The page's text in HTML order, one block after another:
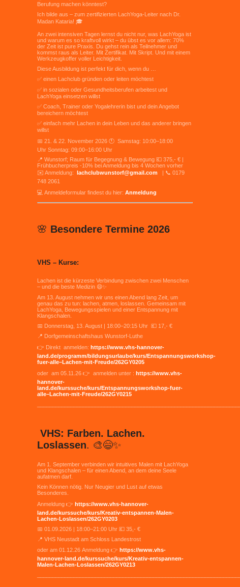
Berufung machen könntest?
Ich bilde aus – zum zertifizierten LachYoga-Leiter nach Dr.
Madan Kataria! 🎓
An zwei intensiven Tagen lernst du nicht nur, was LachYoga ist
und warum es so kraftvoll wirkt – du übst es vor allem: 70%
der Zeit ist pure Praxis. Du gehst rein als Teilnehmer und
kommst raus als Leiter. Mit Zertifikat. Mit Skript. Und mit einem
Werkzeugkoffer voller Leichtigkeit.
Diese Ausbildung ist perfekt für dich, wenn du …
✅ einen Lachclub gründen oder leiten möchtest
✅ in sozialen oder Gesundheitsberufen arbeitest und
LachYoga einsetzen willst
✅ Coach, Trainer oder Yogalehrerin bist und dein Angebot
bereichern möchtest
✅ einfach mehr Lachen in dein Leben und das anderer bringen
willst
📅 21. & 22. November 2026 🕚 Samstag: 10:00–18:00
Uhr Sonntag: 09:00–16:00 Uhr
📍 Wunstorf; Raum für Begegnung & Bewegung 💶 375,- € |
Frühbucherpreis -10% bei Anmeldung bis 4 Wochen vorher
✉️ Anmeldung:
lachclubwunstorf@gmail.com
| 📞 0179
748 2061
💻 Anmeldeformular findest du hier:Anmeldung
🌸 Besondere Termine 2026
VHS – Kurse:
Lachen ist die kürzeste Verbindung zwischen zwei Menschen
– und die beste Medizin 😄✨
Am 13. August nehmen wir uns einen Abend lang Zeit, um
genau das zu tun: lachen, atmen, loslassen. Gemeinsam mit
LachYoga, Bewegungsspielen und einer Entspannung mit
Klangschalen.
📅 Donnerstag, 13. August | 18:00–20:15 Uhr 💶 17,- €
📍 Dorfgemeinschaftshaus Wunstorf-Luthe
👉 Direkt anmelden:https://www.vhs-hannover-
land.de/programm/bildungsurlaube/kurs/Entspannungsworkshop-
fuer-alle–Lachen-mit-Freude/262GY0205
oder am 05.11.26 👉 anmelden unter :https://www.vhs-
hannover-
land.de/kurssuche/kurs/Entspannungsworkshop-fuer-
alle–Lachen-mit-Freude/262GY0215
VHS: Farben. Lachen.
Loslassen. 🎨😄✨
Am 1. September verbinden wir intuitives Malen mit LachYoga
und Klangschalen – für einen Abend, an dem deine Seele
aufatmen darf.
Kein Können nötig. Nur Neugier und Lust auf etwas
Besonderes.
Anmeldung 👉https://www.vhs-hannover-
land.de/kurssuche/kurs/Kreativ-entspannen-Malen-
Lachen-Loslassen/262GY0203
📅 01.09.2026 | 18:00–21:00 Uhr 💶 35,- €
📍 VHS Neustadt am Schloss Landestrost
oder am 01.12.26 Anmeldung 👉 https://www.vhs-
hannover-land.de/kurssuche/kurs/Kreativ-entspannen-
Malen-Lachen-Loslassen/262GY0213